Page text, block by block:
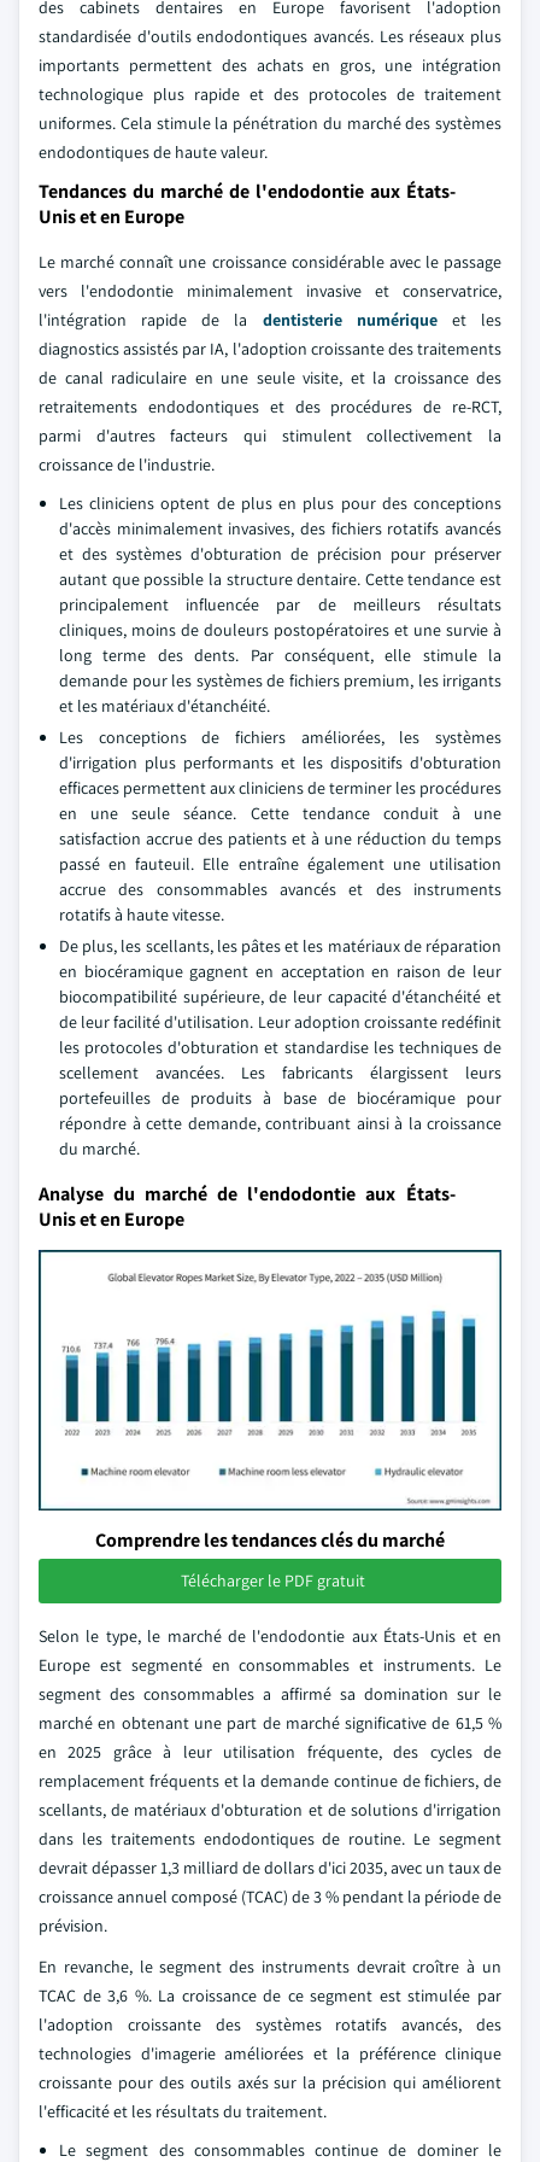
des cabinets dentaires en Europe favorisent l'adoption
standardisée d'outils endodontiques avancés. Les réseaux plus
importants permettent des achats en gros, une intégration
technologique plus rapide et des protocoles de traitement
uniformes. Cela stimule la pénétration du marché des systèmes
endodontiques de haute valeur.
Tendances du marché de l'endodontie aux États-
Unis et en Europe
Le marché connaît une croissance considérable avec le passage
vers l'endodontie minimalement invasive et conservatrice,
l'intégration rapide de la dentisterie numériqueet les
diagnostics assistés par IA, l'adoption croissante des traitements
de canal radiculaire en une seule visite, et la croissance des
retraitements endodontiques et des procédures de re-RCT,
parmi d'autres facteurs qui stimulent collectivement la
croissance de l'industrie.
Les cliniciens optent de plus en plus pour des conceptions
d'accès minimalement invasives, des fichiers rotatifs avancés
et des systèmes d'obturation de précision pour préserver
autant que possible la structure dentaire. Cette tendance est
principalement influencée par de meilleurs résultats
cliniques, moins de douleurs postopératoires et une survie à
long terme des dents. Par conséquent, elle stimule la
demande pour les systèmes de fichiers premium, les irrigants
et les matériaux d'étanchéité.
Les conceptions de fichiers améliorées, les systèmes
d'irrigation plus performants et les dispositifs d'obturation
efficaces permettent aux cliniciens de terminer les procédures
en une seule séance. Cette tendance conduit à une
satisfaction accrue des patients et à une réduction du temps
passé en fauteuil. Elle entraîne également une utilisation
accrue des consommables avancés et des instruments
rotatifs à haute vitesse.
De plus, les scellants, les pâtes et les matériaux de réparation
en biocéramique gagnent en acceptation en raison de leur
biocompatibilité supérieure, de leur capacité d'étanchéité et
de leur facilité d'utilisation. Leur adoption croissante redéfinit
les protocoles d'obturation et standardise les techniques de
scellement avancées. Les fabricants élargissent leurs
portefeuilles de produits à base de biocéramique pour
répondre à cette demande, contribuant ainsi à la croissance
du marché.
Analyse du marché de l'endodontie aux États-
Unis et en Europe
Comprendre les tendances clés du marché
Télécharger le PDF gratuit
Selon le type, le marché de l'endodontie aux États-Unis et en
Europe est segmenté en consommables et instruments. Le
segment des consommables a affirmé sa domination sur le
marché en obtenant une part de marché significative de 61,5 %
en 2025 grâce à leur utilisation fréquente, des cycles de
remplacement fréquents et la demande continue de fichiers, de
scellants, de matériaux d'obturation et de solutions d'irrigation
dans les traitements endodontiques de routine. Le segment
devrait dépasser 1,3 milliard de dollars d'ici 2035, avec un taux de
croissance annuel composé (TCAC) de 3 % pendant la période de
prévision.
En revanche, le segment des instruments devrait croître à un
TCAC de 3,6 %. La croissance de ce segment est stimulée par
l'adoption croissante des systèmes rotatifs avancés, des
technologies d'imagerie améliorées et la préférence clinique
croissante pour des outils axés sur la précision qui améliorent
l'efficacité et les résultats du traitement.
Le segment des consommables continue de dominer le